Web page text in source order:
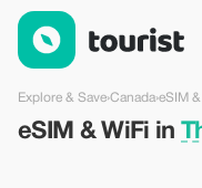
eSIM & WiFi in Thetford-
Explore & Save›Canada›eSIM
eSIM & WiFi in